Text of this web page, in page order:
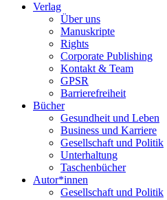
Verlag
Über uns
Manuskripte
Rights
Corporate Publishing
Kontakt & Team
GPSR
Barrierefreiheit
Bücher
Gesundheit und Leben
Business und Karriere
Gesellschaft und Politik
Unterhaltung
Taschenbücher
Autor*innen
Gesellschaft und Politik